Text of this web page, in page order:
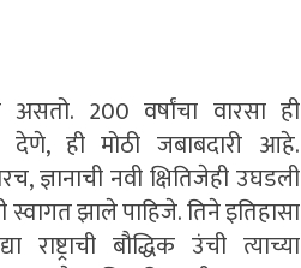
200 वर्षांचा वारसा ही
देणे, ही मोठी जबाबदारी आहे.
ज्ञानाची नवी क्षितिजेही उघडली
झाले पाहिजे. तिने इतिहासा
बौद्धिक उंची त्याच्या